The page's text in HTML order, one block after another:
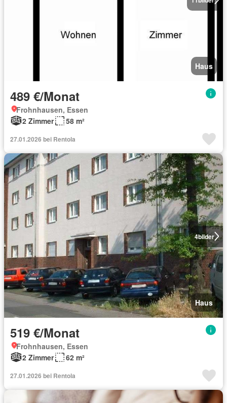
Haus
489 €/Monat
Frohnhausen, Essen
2 Zimmer
58 m²
27.01.2026 bei Rentola
4bilder
Haus
519 €/Monat
Frohnhausen, Essen
2 Zimmer
62 m²
27.01.2026 bei Rentola